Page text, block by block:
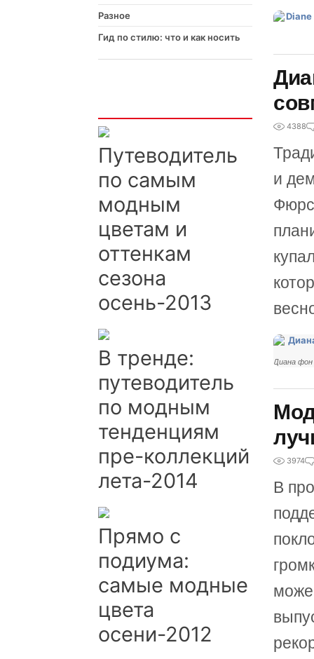
Разное
Гид по стилю: что и как носить
Путеводитель
по самым
модным
цветам и
оттенкам
сезона
осень-2013
В тренде:
путеводитель
по модным
тенденциям
пре-коллекций
лета-2014
Прямо с
подиума:
самые модные
цвета
осени-2012
4388
и
Диана
3974
В